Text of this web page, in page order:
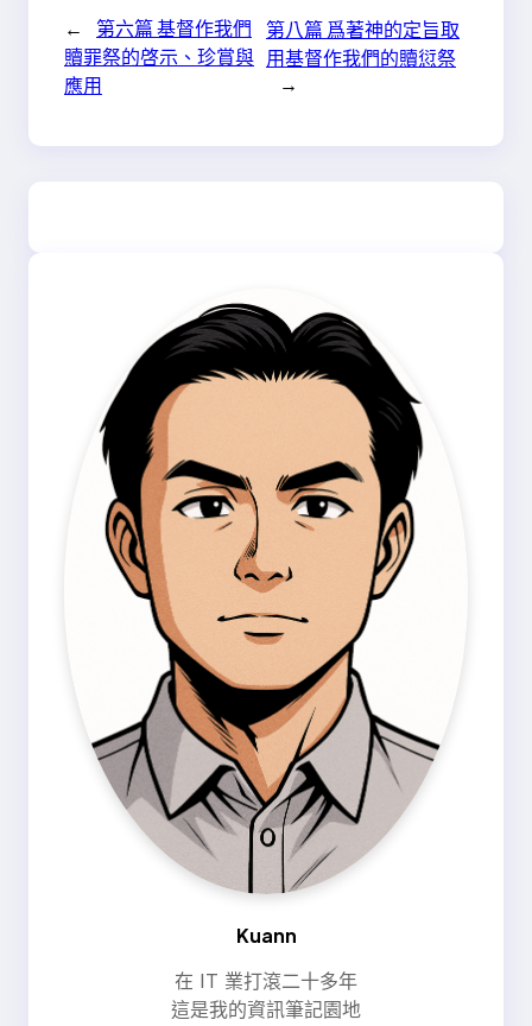
←
第六篇 基督作我們
贖罪祭的啓示、珍賞與
應用
第八篇 爲著神的定旨取
用基督作我們的贖愆祭
→
Kuann
在 IT 業打滾二十多年
這是我的資訊筆記園地